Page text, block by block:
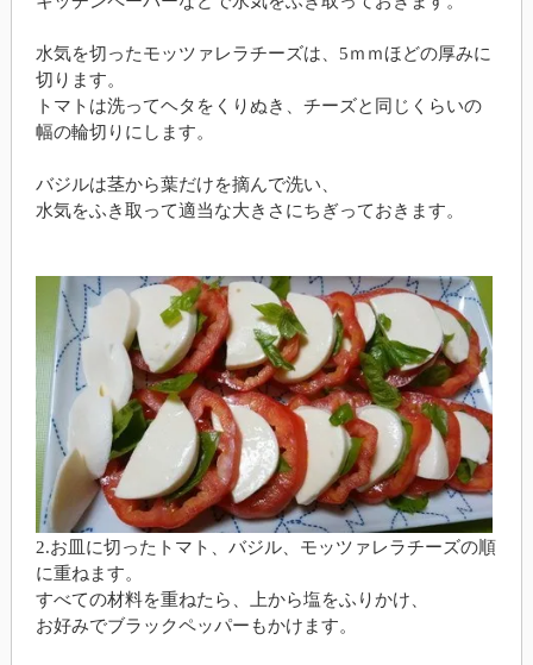
水気を切ったモッツァレラチーズは、5ｍｍほどの厚みに
切ります。
トマトは洗ってヘタをくりぬき、チーズと同じくらいの
幅の輪切りにします。
バジルは茎から葉だけを摘んで洗い、
水気をふき取って適当な大きさにちぎっておきます。
2.お皿に切ったトマト、バジル、モッツァレラチーズの順
に重ねます。
すべての材料を重ねたら、上から塩をふりかけ、
お好みでブラックペッパーもかけます。